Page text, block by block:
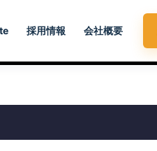
採用情報 会社概要